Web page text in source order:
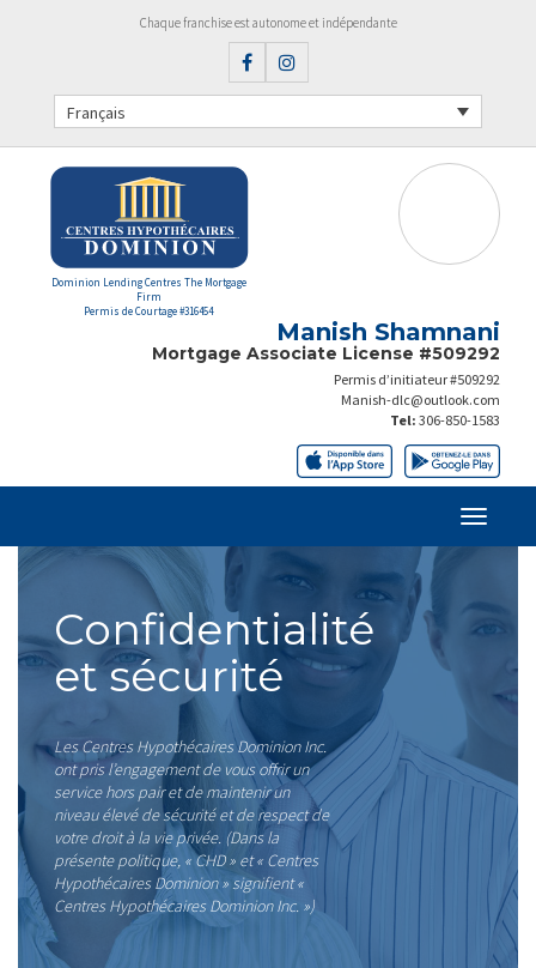
Chaque franchise est autonome et indépendante
Français
Dominion Lending Centres The Mortgage
Firm
Permis de Courtage #316454
Manish Shamnani
Mortgage Associate License #509292
Permis d’initiateur #509292
Manish-dlc@outlook.com
Tel: 306-850-1583
Confidentialité
et sécurité
Les Centres Hypothécaires Dominion Inc.
ont pris l’engagement de vous offrir un
service hors pair et de maintenir un
niveau élevé de sécurité et de respect de
votre droit à la vie privée. (Dans la
présente politique, « CHD » et « Centres
Hypothécaires Dominion » signifient «
Centres Hypothécaires Dominion Inc. »)